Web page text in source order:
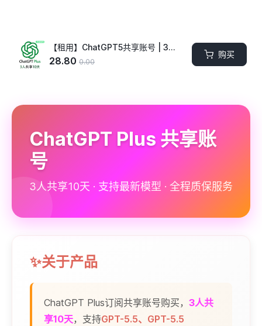
【租用】ChatGPT5共享账号 | 3人共享10天 | 性价比首选
28.80 0.00
购买
商品描述 商品提示
ChatGPT Plus 共享账
号
3人共享10天 · 支持最新模型 · 全程质保服务
✨关于产品
ChatGPT Plus订阅共享账号购买， 3人共
享10天，支持GPT-5.5、GPT-5.5